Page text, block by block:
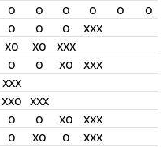
o o o o o
o
o o o
xxx
xo xo
xxx
o o xo
xxx
xxx
xxo xxx
o o xo
xxx
o xo o xxx